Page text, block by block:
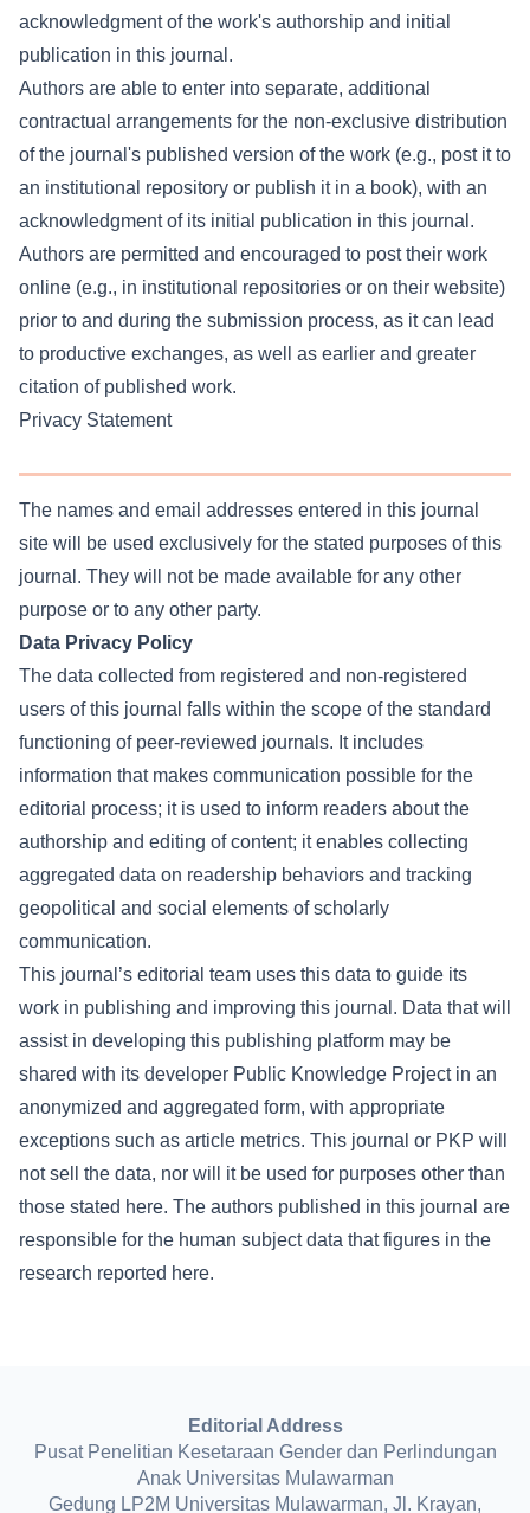
acknowledgment of the work's authorship and initial
publication in this journal.
Authors are able to enter into separate, additional
contractual arrangements for the non-exclusive distribution
of the journal's published version of the work (e.g., post it to
an institutional repository or publish it in a book), with an
acknowledgment of its initial publication in this journal.
Authors are permitted and encouraged to post their work
online (e.g., in institutional repositories or on their website)
prior to and during the submission process, as it can lead
to productive exchanges, as well as earlier and greater
citation of published work.
Privacy Statement
The names and email addresses entered in this journal
site will be used exclusively for the stated purposes of this
journal. They will not be made available for any other
purpose or to any other party.
Data Privacy Policy
The data collected from registered and non-registered
users of this journal falls within the scope of the standard
functioning of peer-reviewed journals. It includes
information that makes communication possible for the
editorial process; it is used to inform readers about the
authorship and editing of content; it enables collecting
aggregated data on readership behaviors and tracking
geopolitical and social elements of scholarly
communication.
This journal’s editorial team uses this data to guide its
work in publishing and improving this journal. Data that will
assist in developing this publishing platform may be
shared with its developer Public Knowledge Project in an
anonymized and aggregated form, with appropriate
exceptions such as article metrics. This journal or PKP will
not sell the data, nor will it be used for purposes other than
those stated here. The authors published in this journal are
responsible for the human subject data that figures in the
research reported here.
Editorial Address
Pusat Penelitian Kesetaraan Gender dan Perlindungan
Anak Universitas Mulawarman
Gedung LP2M Universitas Mulawarman, Jl. Krayan,